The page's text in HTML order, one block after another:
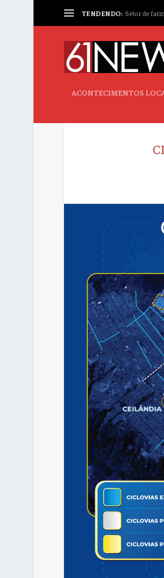
TENDENDO: Setor de
ACONTECIMENTOS